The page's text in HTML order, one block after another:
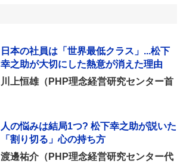
日本の社員は「世界最低クラス」...松下
幸之助が大切にした熱意が消えた理由
川上恒雄（PHP理念経営研究センター首
人の悩みは結局1つ? 松下幸之助が説いた
「割り切る」心の持ち方
渡邊祐介（PHP理念経営研究センター代